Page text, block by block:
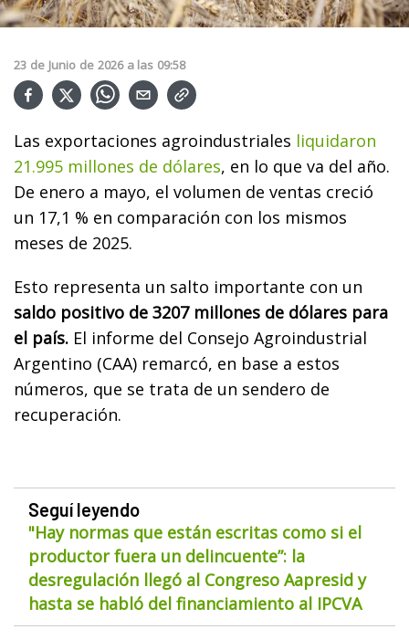
23 de Junio de 2026 a las 09:58
Las exportaciones agroindustriales liquidaron
21.995 millones de dólares, en lo que va del año.
De enero a mayo, el volumen de ventas creció
un 17,1 % en comparación con los mismos
meses de 2025.
Esto representa un salto importante con un
saldo positivo de 3207 millones de dólares para
el país. El informe del Consejo Agroindustrial
Argentino (CAA) remarcó, en base a estos
números, que se trata de un sendero de
recuperación.
Seguí leyendo
"Hay normas que están escritas como si el
productor fuera un delincuente”: la
desregulación llegó al Congreso Aapresid y
hasta se habló del financiamiento al IPCVA